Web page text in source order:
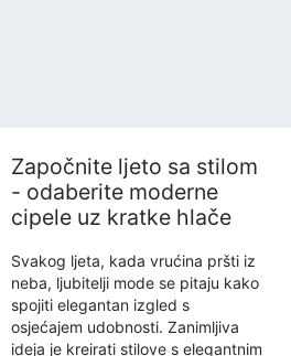
Započnite ljeto sa stilom
- odaberite moderne
cipele uz kratke hlače
Svakog ljeta, kada vrućina pršti iz
neba, ljubitelji mode se pitaju kako
spojiti elegantan izgled s
osjećajem udobnosti. Zanimljiva
ideja je kreirati stilove s elegantnim